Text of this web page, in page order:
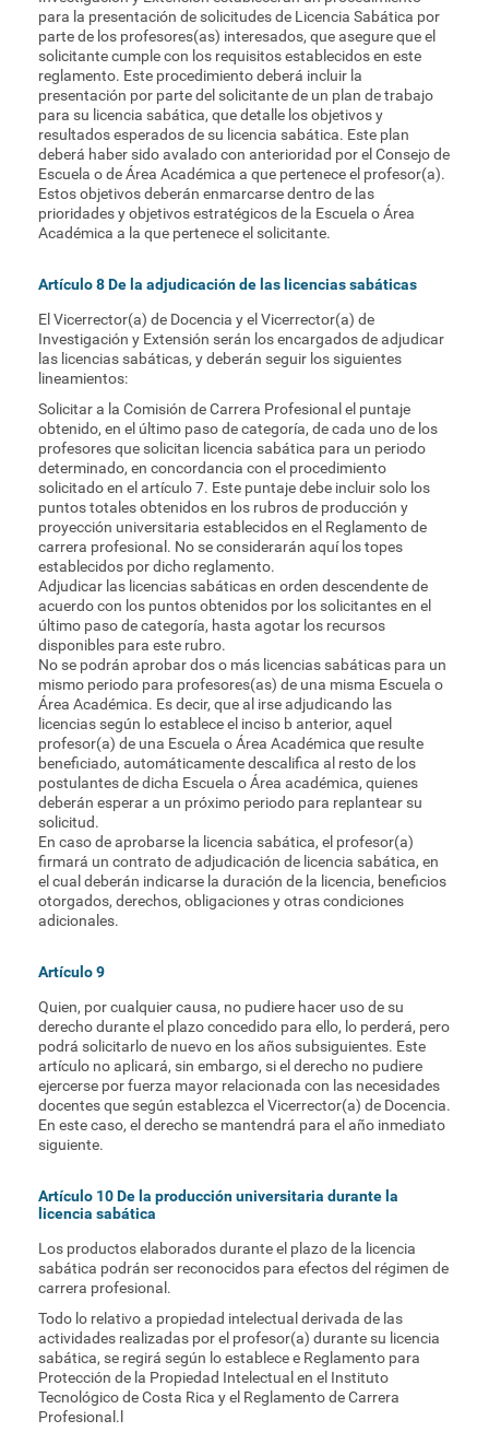
para la presentación de solicitudes de Licencia Sabática por
parte de los profesores(as) interesados, que asegure que el
solicitante cumple con los requisitos establecidos en este
reglamento. Este procedimiento deberá incluir la
presentación por parte del solicitante de un plan de trabajo
para su licencia sabática, que detalle los objetivos y
resultados esperados de su licencia sabática. Este plan
deberá haber sido avalado con anterioridad por el Consejo de
Escuela o de Área Académica a que pertenece el profesor(a).
Estos objetivos deberán enmarcarse dentro de las
prioridades y objetivos estratégicos de la Escuela o Área
Académica a la que pertenece el solicitante.
Artículo 8 De la adjudicación de las licencias sabáticas
El Vicerrector(a) de Docencia y el Vicerrector(a) de
Investigación y Extensión serán los encargados de adjudicar
las licencias sabáticas, y deberán seguir los siguientes
lineamientos:
Solicitar a la Comisión de Carrera Profesional el puntaje
obtenido, en el último paso de categoría, de cada uno de los
profesores que solicitan licencia sabática para un periodo
determinado, en concordancia con el procedimiento
solicitado en el artículo 7. Este puntaje debe incluir solo los
puntos totales obtenidos en los rubros de producción y
proyección universitaria establecidos en el Reglamento de
carrera profesional. No se considerarán aquí los topes
establecidos por dicho reglamento.
Adjudicar las licencias sabáticas en orden descendente de
acuerdo con los puntos obtenidos por los solicitantes en el
último paso de categoría, hasta agotar los recursos
disponibles para este rubro.
No se podrán aprobar dos o más licencias sabáticas para un
mismo periodo para profesores(as) de una misma Escuela o
Área Académica. Es decir, que al irse adjudicando las
licencias según lo establece el inciso b anterior, aquel
profesor(a) de una Escuela o Área Académica que resulte
beneficiado, automáticamente descalifica al resto de los
postulantes de dicha Escuela o Área académica, quienes
deberán esperar a un próximo periodo para replantear su
solicitud.
En caso de aprobarse la licencia sabática, el profesor(a)
firmará un contrato de adjudicación de licencia sabática, en
el cual deberán indicarse la duración de la licencia, beneficios
otorgados, derechos, obligaciones y otras condiciones
adicionales.
Artículo 9
Quien, por cualquier causa, no pudiere hacer uso de su
derecho durante el plazo concedido para ello, lo perderá, pero
podrá solicitarlo de nuevo en los años subsiguientes. Este
artículo no aplicará, sin embargo, si el derecho no pudiere
ejercerse por fuerza mayor relacionada con las necesidades
docentes que según establezca el Vicerrector(a) de Docencia.
En este caso, el derecho se mantendrá para el año inmediato
siguiente.
Artículo 10 De la producción universitaria durante la
licencia sabática
Los productos elaborados durante el plazo de la licencia
sabática podrán ser reconocidos para efectos del régimen de
carrera profesional.
Todo lo relativo a propiedad intelectual derivada de las
actividades realizadas por el profesor(a) durante su licencia
sabática, se regirá según lo establece e Reglamento para
Protección de la Propiedad Intelectual en el Instituto
Tecnológico de Costa Rica y el Reglamento de Carrera
Profesional.l